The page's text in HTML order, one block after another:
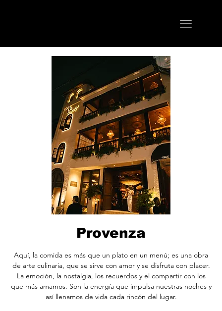
Provenza
Aquí, la comida es más que un plato en un menú; es una obra
de arte culinaria, que se sirve con amor y se disfruta con placer.
La emoción, la nostalgia, los recuerdos y el compartir con los
que más amamos. Son la energía que impulsa nuestras noches y
así llenamos de vida cada rincón del lugar.